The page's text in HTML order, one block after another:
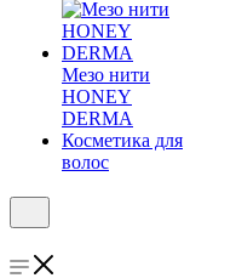
Мезо нити
HONEY
DERMA
Косметика для
волос